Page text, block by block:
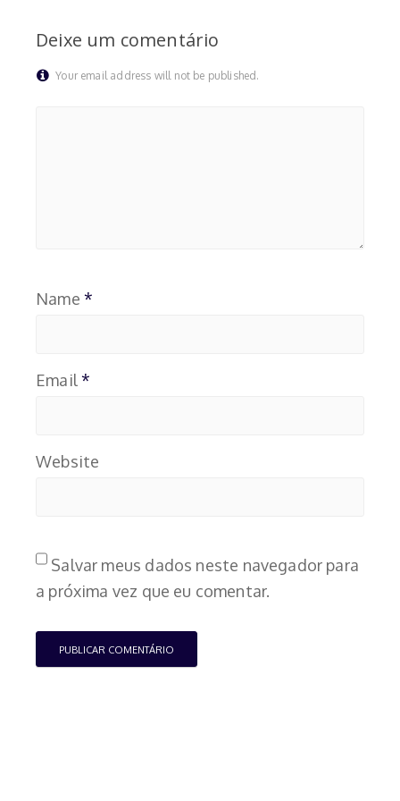
Deixe um comentário
Your email address will not be published.
Name *
Email*
Website
Salvar meus dados neste navegador para
a próxima vez que eu comentar.